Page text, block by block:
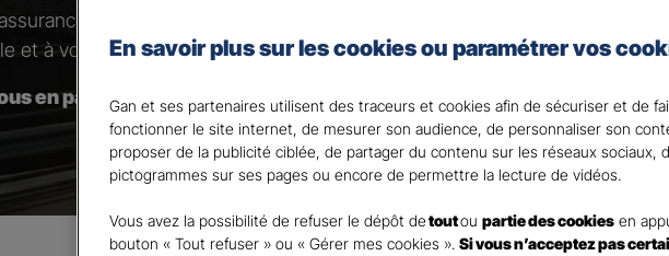
pour votre auto de Gan Assurances, vous choisissez les
et à vos besoins.
en parliez avec votre Agent général ?
En savoir plus sur les cookies ou paramétrer vos
Gan et ses partenaires utilisent des traceurs et cookies afin de sécuriser et de
fonctionner le site internet, de mesurer son audience, de personnaliser son
proposer de la publicité ciblée, de partager du contenu sur les réseaux sociaux,
pictogrammes sur ses pages ou encore de permettre la lecture de vidéos.
Vous avez la possibilité de refuser le dépôt detoutou partie des cookies en
bouton « Tout refuser » ou « Gérer mes cookies ». Si vous n’acceptez pas